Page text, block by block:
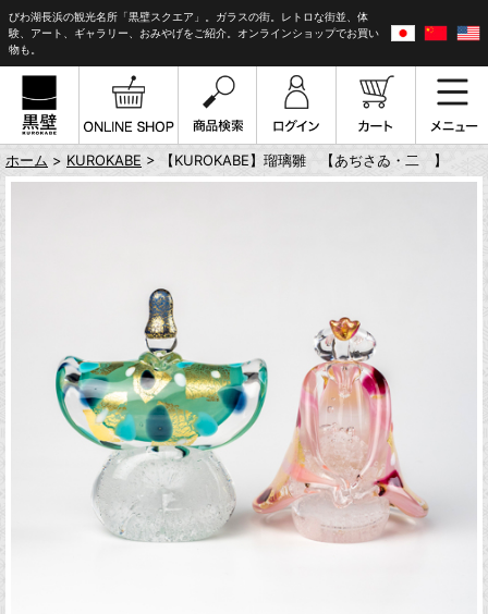
びわ湖長浜の観光名所「黒壁スクエア」。ガラスの街。レトロな街並、体
験、アート、ギャラリー、おみやげをご紹介。オンラインショップでお買い
物も。
ホーム > KUROKABE > 【KUROKABE】瑠璃雛 【あぢさゐ・二 】